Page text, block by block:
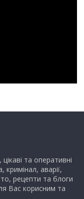
та оперативні
аварії,
рецепти та блоги
Вас корисним та